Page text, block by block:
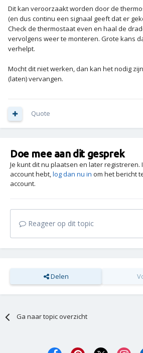
Dit kan veroorzaakt worden door de
(en dus continu een signaal geeft dat er
Check de thermostaat even en haal de
vervolgens weer te monteren. Grote kans
verhelpt.
Mocht dit niet werken, dan kan het nodig
(laten) vervangen.
Quote
Doe mee aan dit gesprek
Je kunt dit nu plaatsen en later registreren.
account hebt,log dan nu in om het bericht
account.
Reageer op dit topic
Delen
Ga naar topic overzicht